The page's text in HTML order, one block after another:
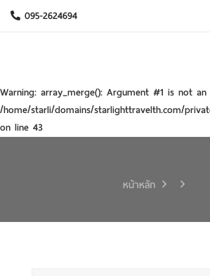
095-2624694
Warning: array_merge(): Argument #1 is not
/home/starli/domains/starlighttravelth.com/
on line 43
หน้าหลัก